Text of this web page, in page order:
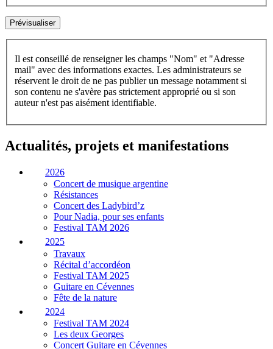
Il est conseillé de renseigner les champs "Nom" et "Adresse
mail" avec des informations exactes. Les administrateurs se
réservent le droit de ne pas publier un message notamment si
son contenu ne s'avère pas strictement approprié ou si son
auteur n'est pas aisément identifiable.
Actualités, projets et manifestations
2026
Concert de musique argentine
Résistances
Concert des Ladybird’z
Pour Nadia, pour ses enfants
Festival TAM 2026
2025
Travaux
Récital d’accordéon
Festival TAM 2025
Guitare en Cévennes
Fête de la nature
2024
Festival TAM 2024
Les deux Georges
Concert Guitare en Cévennes